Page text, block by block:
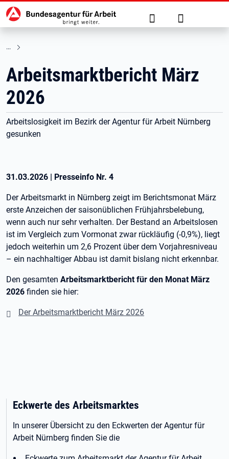
zu den Hauptinhalten springen
Hauptnavigation Suche Anmelden
Arbeitsmarktbericht März
2026
Arbeitslosigkeit im Bezirk der Agentur für Arbeit Nürnberg
gesunken
31.03.2026 | Presseinfo Nr. 4
Der Arbeitsmarkt in Nürnberg zeigt im Berichtsmonat März
erste Anzeichen der saisonüblichen Frühjahrsbelebung,
wenn auch nur sehr verhalten. Der Bestand an Arbeitslosen
ist im Vergleich zum Vormonat zwar rückläufig (-0,9%), liegt
jedoch weiterhin um 2,6 Prozent über dem Vorjahresniveau
– ein nachhaltiger Abbau ist damit bislang nicht erkennbar.
Den gesamten Arbeitsmarktbericht für den Monat März
2026 finden sie hier:
Der Arbeitsmarktbericht März 2026
Eckwerte des Arbeitsmarktes
In unserer Übersicht zu den Eckwerten der Agentur für
Arbeit Nürnberg finden Sie die